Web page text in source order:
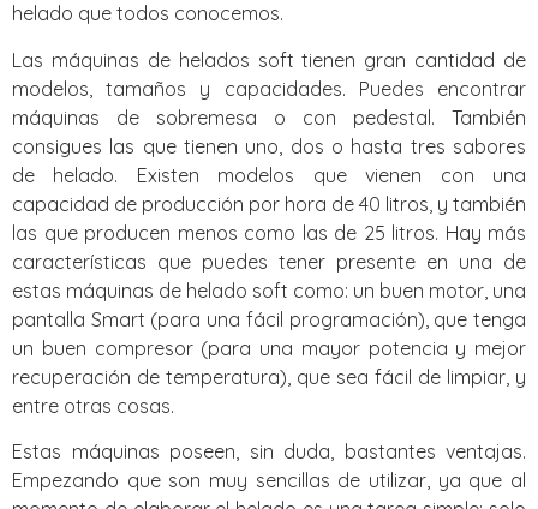
helado que todos conocemos.
Las máquinas de helados soft tienen gran cantidad de
modelos, tamaños y capacidades. Puedes encontrar
máquinas de sobremesa o con pedestal. También
consigues las que tienen uno, dos o hasta tres sabores
de helado. Existen modelos que vienen con una
capacidad de producción por hora de 40 litros, y también
las que producen menos como las de 25 litros. Hay más
características que puedes tener presente en una de
estas máquinas de helado soft como: un buen motor, una
pantalla Smart (para una fácil programación), que tenga
un buen compresor (para una mayor potencia y mejor
recuperación de temperatura), que sea fácil de limpiar, y
entre otras cosas.
Estas máquinas poseen, sin duda, bastantes ventajas.
Empezando que son muy sencillas de utilizar, ya que al